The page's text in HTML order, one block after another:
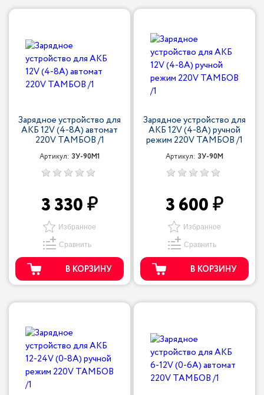
Зарядное устройство для
АКБ 12V (4-8A) автомат
220V ТАМБОВ /1
Артикул: ЗУ-90М1
3 330
Избранное
Сравнить
В КОРЗИНУ
Зарядное устройство для
АКБ 12V (4-8A) ручной
режим 220V ТАМБОВ /1
Артикул: ЗУ-90М
3 600
Избранное
Сравнить
В КОРЗИНУ